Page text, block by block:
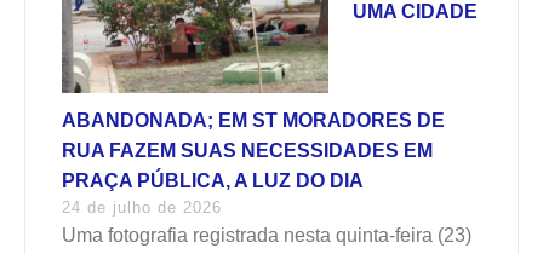
UMA CIDADE
ABANDONADA; EM ST MORADORES DE
RUA FAZEM SUAS NECESSIDADES EM
PRAÇA PÚBLICA, A LUZ DO DIA
24 de julho de 2026
Uma fotografia registrada nesta quinta-feira (23)